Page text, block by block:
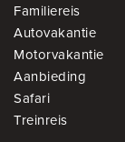
Familiereis
Autovakantie
Motorvakantie
Aanbieding
Safari
Treinreis